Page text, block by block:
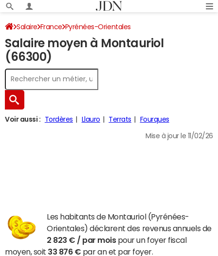
Salaire France Pyrénées-Orientales
Salaire moyen à Montauriol
(66300)
Voir aussi : Tordères Llauro Terrats Fourques
Mise à jour le 11/02/26
Les habitants de Montauriol (Pyrénées-
Orientales) déclarent des revenus annuels de
2 823 € / par moispour un foyer fiscal
moyen, soit 33 876 € par an et par foyer.